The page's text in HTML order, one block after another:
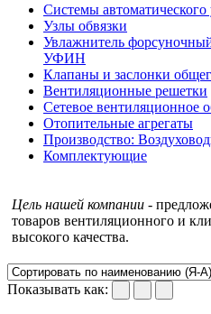
Системы
Узлы обвязки
Увлажнитель
УФИН
Клапаны и заслонки
Вентиляционные решетки
Сетевое вентиляционное
Отопительные агрегаты
Производство:
Комплектующие
Цель нашей компании -
товаров вентиляционного и
высокого качества.
Показывать как: